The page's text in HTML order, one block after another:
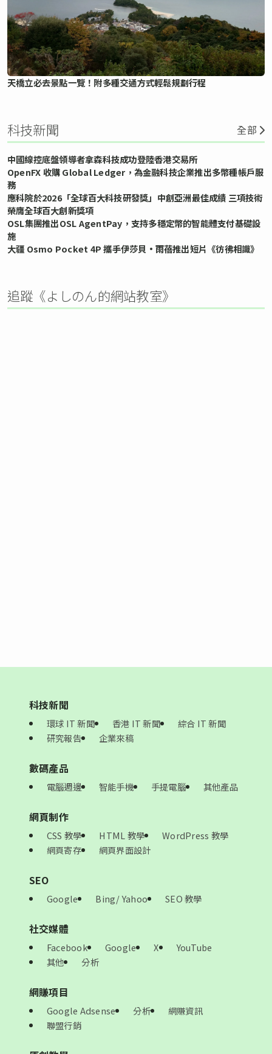
天橋立必去景點一覽！附多種交通方式輕鬆規劃行程
科技新聞 全部
中國線控底盤領導者拿森科技成功登陸香港交易所
OpenFX 收購 Global Ledger，為金融科技企業推出多幣種帳戶服
務
應科院於2026「全球百大科技研發獎」中創亞洲最佳成績 三項技術
榮膺全球百大創新獎項
OSL集團推出OSL AgentPay，支持多穩定幣的智能體支付基礎設
施
大疆 Osmo Pocket 4P 攜手伊莎貝•雨蓓推出短片《彷彿相識》
追蹤《よしのん的網站教室》
科技新聞
環球 IT 新聞 香港 IT 新聞
綜合 IT 新聞
研究報告
企業來稿
數碼產品
電腦週邊 智能手機 手提電腦 其他產品
網頁制作
CSS 教學 HTML 教學
WordPress 教學
網頁寄存
網頁界面設計
SEO
Google Bing/ Yahoo SEO 教學
社交媒體
Facebook Google X
YouTube
其他
分析
網賺項目
Google Adsense 分析
網賺資訊
聯盟行銷